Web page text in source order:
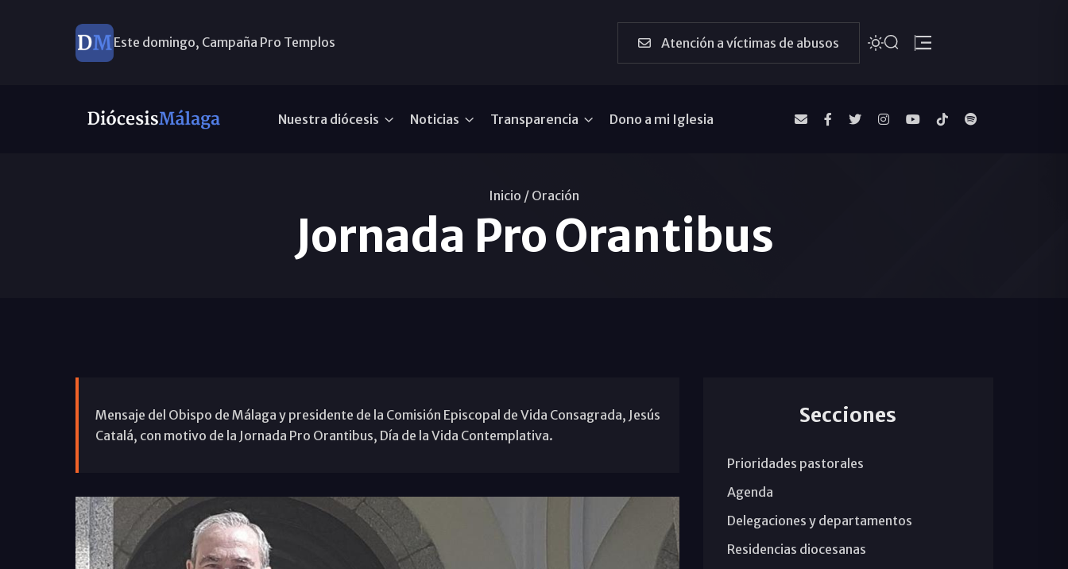
Este domingo, Campaña Pro Templos Atención a víctimas de abusos
Nuestra diócesis Noticias Transparencia Dono a mi Iglesia
Inicio / Oración
Jornada Pro Orantibus
Mensaje del Obispo de Málaga y presidente de la Comisión Episcopal de Vida Consagrada, Jesús
Catalá, con motivo de la Jornada Pro Orantibus, Día de la Vida Contemplativa.
Secciones
Prioridades pastorales
Agenda
Delegaciones y departamentos
Residencias diocesanas